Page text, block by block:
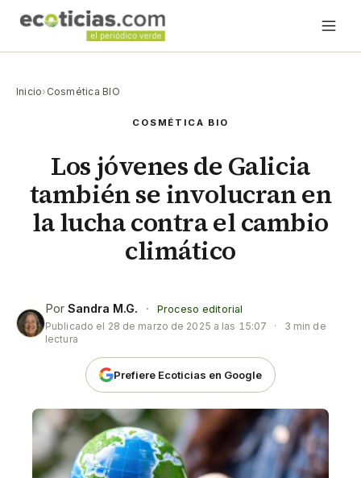
Inicio› Cosmética BIO
COSMÉTICA BIO
Los jóvenes de Galicia
también se involucran en
la lucha contra el cambio
climático
Por Sandra M.G. ·
Proceso editorial
Publicado el 28 de marzo de 2025 a las 15:07 ·
3 min de
lectura
Prefiere Ecoticias en Google